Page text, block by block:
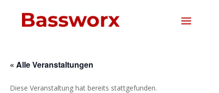
« Alle Veranstaltungen
Diese Veranstaltung hat bereits stattgefunden.